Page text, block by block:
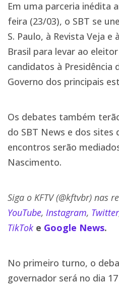
Em uma parceria inédita
feira (23/03), o SBT se
S. Paulo, à Revista Veja e
Brasil para levar ao
candidatos à Presidência
Governo dos principais
Os debates também
do SBT News e dos sites
encontros serão
Nascimento.
Siga o KFTV (@kftvbr) nas
YouTube, Instagram, Twitter
TikTok e Google News.
No primeiro turno, o
governador será no dia